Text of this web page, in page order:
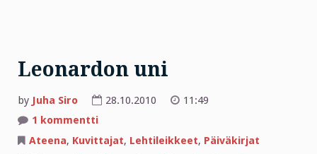
Leonardon uni
by Juha Siro 28.10.2010
11:49
1 kommenttiartikkeliin
uni
Ateena, Kuvittajat, Lehtileikkeet, Päiväkirjat